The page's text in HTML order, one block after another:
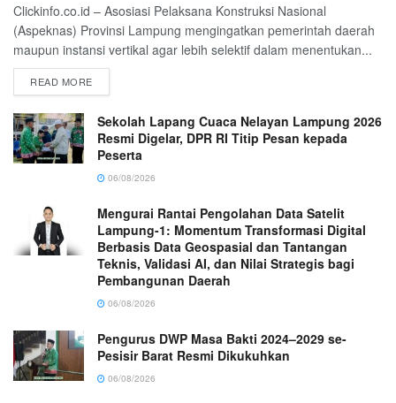
Clickinfo.co.id – Asosiasi Pelaksana Konstruksi Nasional
(Aspeknas) Provinsi Lampung mengingatkan pemerintah daerah
maupun instansi vertikal agar lebih selektif dalam menentukan...
READ MORE
Sekolah Lapang Cuaca Nelayan Lampung 2026
Resmi Digelar, DPR RI Titip Pesan kepada
Peserta
06/08/2026
Mengurai Rantai Pengolahan Data Satelit
Lampung-1: Momentum Transformasi Digital
Berbasis Data Geospasial dan Tantangan
Teknis, Validasi AI, dan Nilai Strategis bagi
Pembangunan Daerah
06/08/2026
Pengurus DWP Masa Bakti 2024–2029 se-
Pesisir Barat Resmi Dikukuhkan
06/08/2026